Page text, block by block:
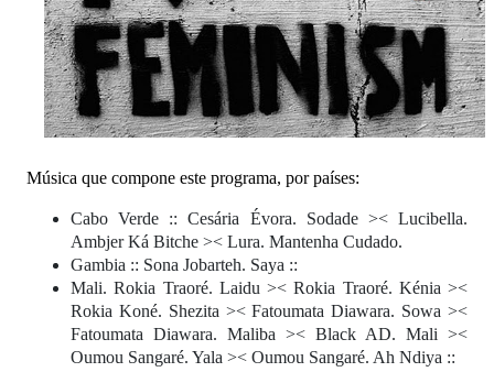
Música que compone este programa, por países:
Cabo Verde :: Cesária Évora. Sodade >< Lucibella.
Ambjer Ká Bitche >< Lura. Mantenha Cudado.
Gambia :: Sona Jobarteh. Saya ::
Mali. Rokia Traoré. Laidu >< Rokia Traoré. Kénia ><
Rokia Koné. Shezita >< Fatoumata Diawara. Sowa ><
Fatoumata Diawara. Maliba >< Black AD. Mali ><
Oumou Sangaré. Yala >< Oumou Sangaré. Ah Ndiya ::